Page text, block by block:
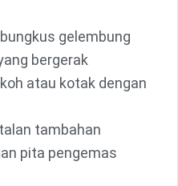
gelembung
bergerak
atau kotak dengan
tambahan
pita pengemas